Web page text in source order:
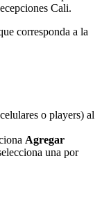
Cali.
corresponda a la
o players) al
Agregar
una por